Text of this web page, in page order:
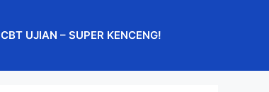
CBT UJIAN – SUPER KENCENG!